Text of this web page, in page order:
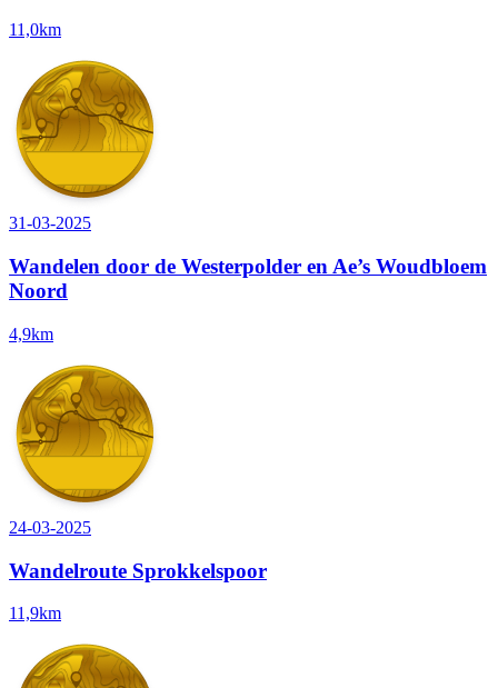
11,0km
31-03-2025
Wandelen door de Westerpolder en Ae’s Woudbloem
Noord
4,9km
24-03-2025
Wandelroute Sprokkelspoor
11,9km